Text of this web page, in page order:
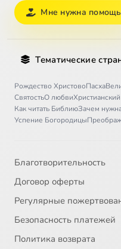
Мне нужна помощь
Тематические
Рождество ХристовоПасха
СвятостьО любви
Как читать БиблиюЗачем
Успение Богородицы
Благотворительность
Договор оферты
Регулярные
Безопасность платежей
Политика возврата